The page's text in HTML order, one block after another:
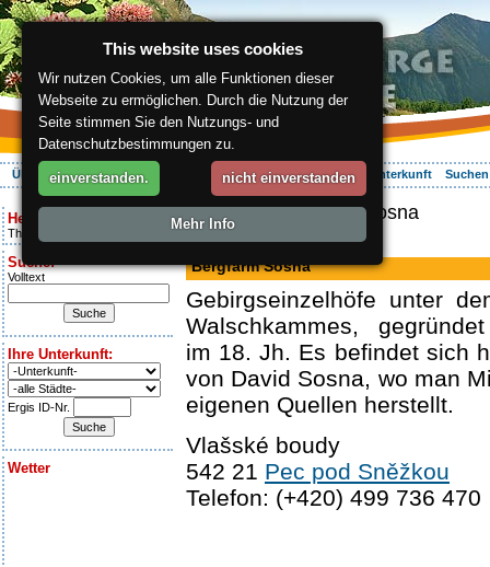
Über die Region Aktiv Erleben Entspannung Ihr Urlaub Unterkunft
Heute ist:
Thursday 6.08.2026
Suche:
Volltext
Ihre Unterkunft:
Ergis ID-Nr.
Wetter
ergis.cz> Bergfarm Sosna
Farm, Imbiss
Bergfarm Sosna
Gebirgseinzelhöfe unter
Walschkammes,
im 18. Jh. Es befindet sich
von David Sosna, wo man
eigenen Quellen herstellt.
Vlašské boudy
542 21 Pec pod Sněžkou
Telefon: (+420) 499 736 470
This website uses cookies
Wir nutzen Cookies, um alle Funktionen dieser
Webseite zu ermöglichen. Durch die Nutzung der
Seite stimmen Sie den Nutzungs- und
Datenschutzbestimmungen zu.
einverstanden. nicht einverstanden
Mehr Info